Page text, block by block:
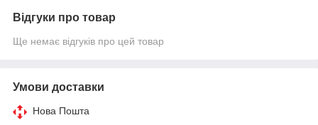
Відгуки про товар
Ще немає відгуків про цей товар
Умови доставки
Нова Пошта